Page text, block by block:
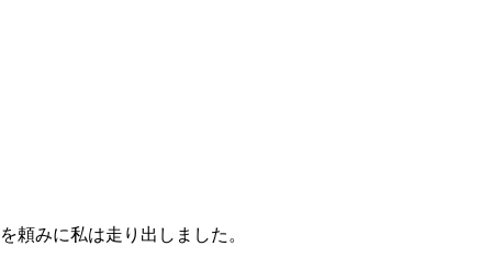
頼みに私は走り出しました。